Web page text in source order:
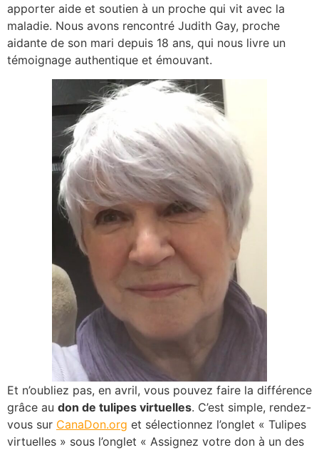
apporter aide et soutien à un proche qui vit avec la
maladie. Nous avons rencontré Judith Gay, proche
aidante de son mari depuis 18 ans, qui nous livre un
témoignage authentique et émouvant.
Et n’oubliez pas, en avril, vous pouvez faire la différence
grâce au don de tulipes virtuelles. C’est simple, rendez-
vous sur CanaDon.org et sélectionnez l’onglet « Tulipes
virtuelles » sous l’onglet « Assignez votre don à un des